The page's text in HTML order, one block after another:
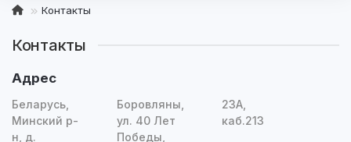
Контакты
Контакты
Адрес
Беларусь,
Минский р-
н, д.
Боровляны,
ул. 40 Лет
Победы,
23А,
каб.213